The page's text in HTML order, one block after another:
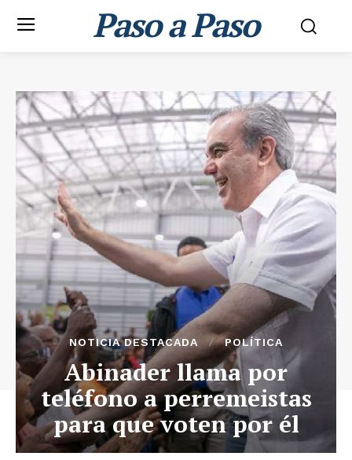
Paso a Paso
NOTICIA DESTACADA POLÍTICA
Abinader llama por
teléfono a perremeistas
para que voten por él